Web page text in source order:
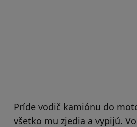
Príde vodič kamiónu do
všetko mu zjedia a vypijú.